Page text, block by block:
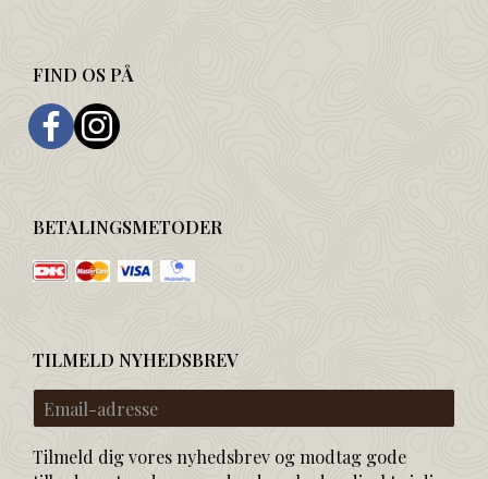
FIND OS PÅ
BETALINGSMETODER
TILMELD NYHEDSBREV
Email-
adresse
Tilmeld dig vores nyhedsbrev og modtag gode